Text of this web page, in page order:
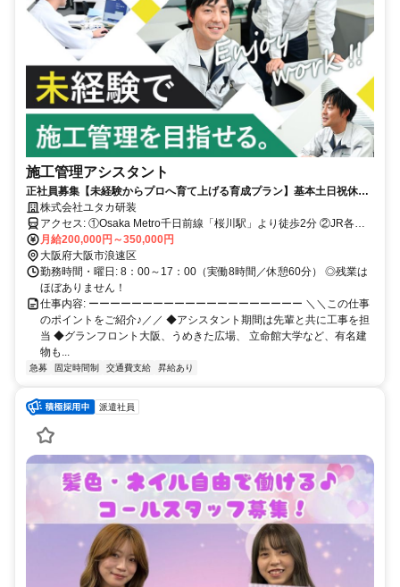
施工管理アシスタント
正社員募集【未経験からプロへ育て上げる育成プラン】基本土日祝休み
／残業ほぼナシで効率よく業務／昇給・賞与21期連続支給
株式会社ユタカ研装
アクセス: ①Osaka Metro千日前線「桜川駅」より徒歩2分 ②JR各線
「難波駅」より徒歩7分 ③Osaka Metro各線「なんば駅」より徒歩8分
④阪神なんば線「桜川駅」より徒歩10分
月給200,000円～350,000円
大阪府大阪市浪速区
勤務時間・曜日: 8：00～17：00（実働8時間／休憩60分） ◎残業は
ほぼありません！
仕事内容: ーーーーーーーーーーーーーーーーーーーー ＼＼この仕事
のポイントをご紹介♪／／ ◆アシスタント期間は先輩と共に工事を担
当 ◆グランフロント大阪、うめきた広場、 立命館大学など、有名建
物も...
急募 固定時間制 交通費支給 昇給あり
派遣社員